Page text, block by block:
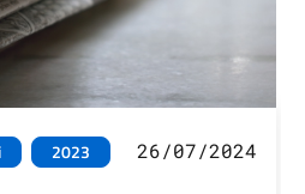
2023 26/07/2024